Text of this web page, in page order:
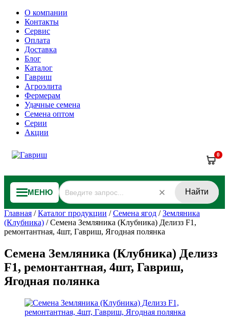
О компании
Контакты
Сервис
Оплата
Доставка
Блог
Каталог
Гавриш
Агроэлита
Фермерам
Удачные семена
Семена оптом
Серии
Акции
0
МЕНЮ Найти
Главная /Каталог продукции /Семена ягод /Земляника
(Клубника) /Семена Земляника (Клубника) Делизз F1,
ремонтантная, 4шт, Гавриш, Ягодная полянка
Семена Земляника (Клубника) Делизз
F1, ремонтантная, 4шт, Гавриш,
Ягодная полянка